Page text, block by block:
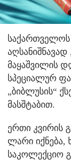
მაყაშვილის
სპეციალურ
„ბიბლუსის“
მასშტაბით.
ერთი კვირის
ლარი
საკოლექციო